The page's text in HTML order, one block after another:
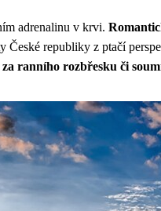
adrenalinu v krvi.
České republiky z ptačí
za ranního rozbřesku či